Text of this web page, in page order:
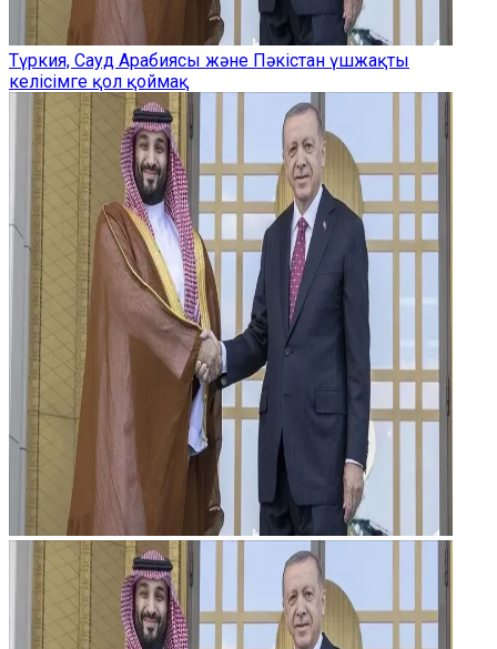
Түркия, Сауд Арабиясы және Пәкістан үшжақты
келісімге қол қоймақ